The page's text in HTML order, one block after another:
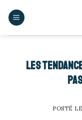
Les
POSTÉ LE